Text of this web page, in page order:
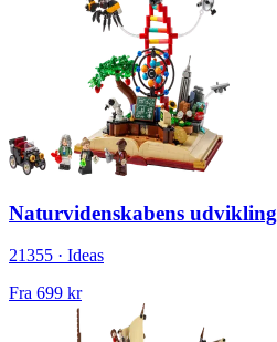
Naturvidenskabens udvikling
21355 · Ideas
Fra 699 kr